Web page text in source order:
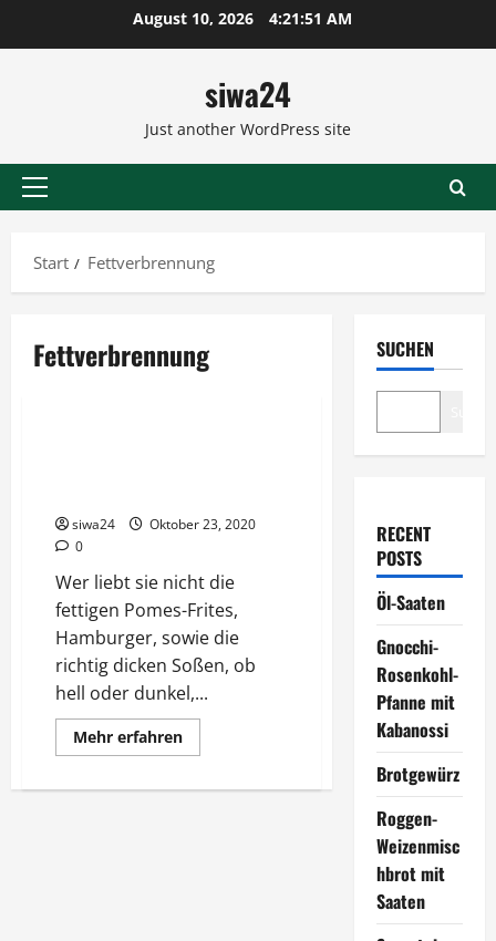
August 10, 2026 4:21:51 AM
siwa24
Just another WordPress site
Primäres
Start
Fettverbrennung
Fettverbrennung
siwa24
Oktober 23, 2020
0
Wer liebt sie nicht die
fettigen Pomes-Frites,
Hamburger, sowie die
richtig dicken Soßen, ob
hell oder dunkel,...
Mehr erfahrenMehr
Informationen
gesunde
SUCHEN
RECENT
POSTS
Öl-Saaten
Gnocchi-
Rosenkohl-
Pfanne mit
Kabanossi
Brotgewürz
Roggen-
Weizenmisc
hbrot mit
Saaten